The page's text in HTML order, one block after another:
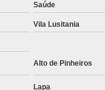
Saúde
Vila Lusitania
Alto de Pinheiros
Lapa